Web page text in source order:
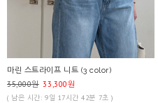
마린 스트라이프 니트 (3 color)
35,000원 33,300원
( 남은 시간: 9일 17시간 42분 7초 )